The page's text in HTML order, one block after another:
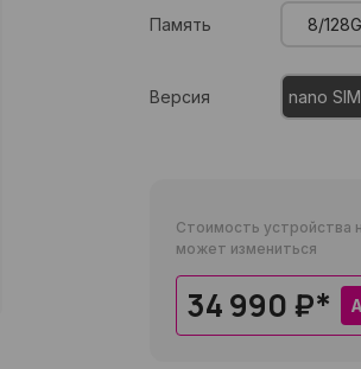
Память 8/
Версия nano
Стоимость устройства
может измениться
34 990 ₽*